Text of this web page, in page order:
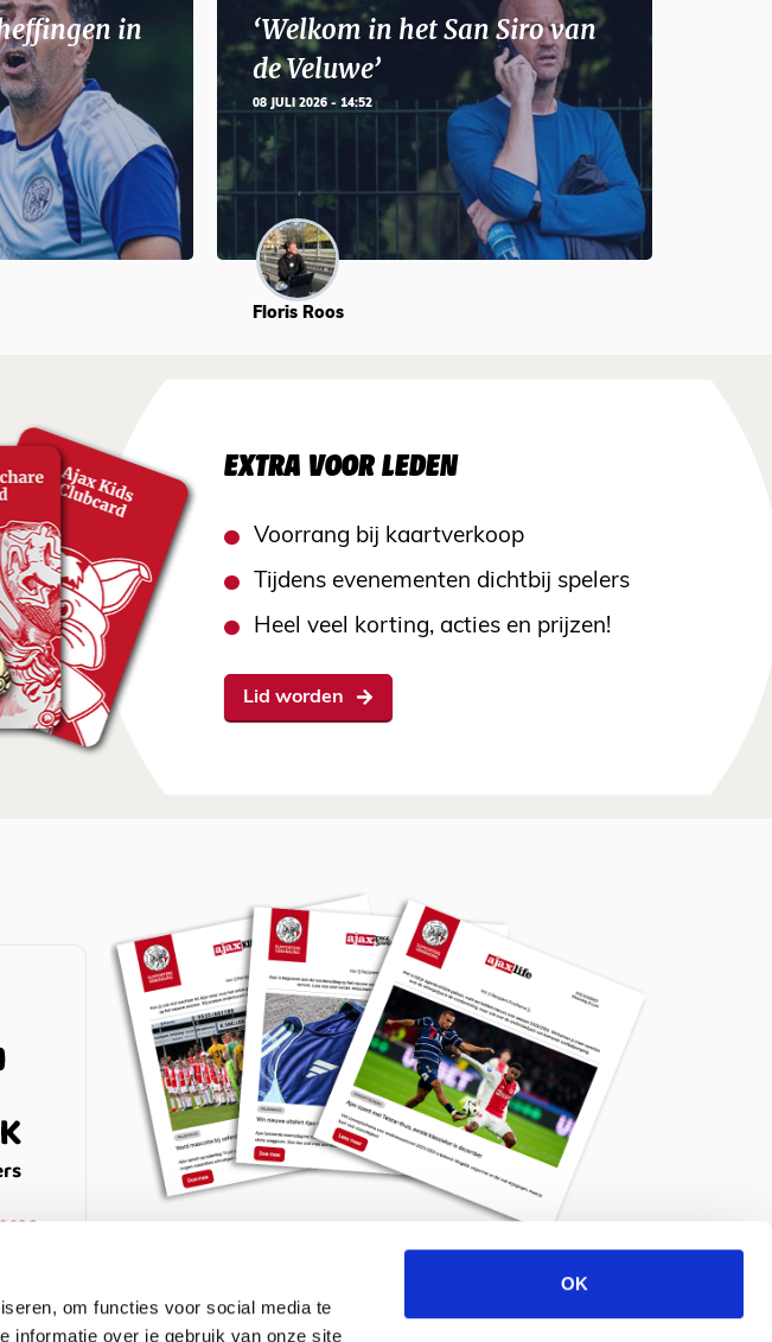
om functies voor social media te
informatie over je gebruik van onze site
OK
in
‘Welkom in het San Siro van
de Veluwe’
08 JULI 2026 - 14:52
Floris Roos
EXTRA VOOR LEDEN
Voorrang bij kaartverkoop
Tijdens evenementen dichtbij spelers
Heel veel korting, acties en prijzen!
Lid worden
Meld je aan voor de nieuwsbrief